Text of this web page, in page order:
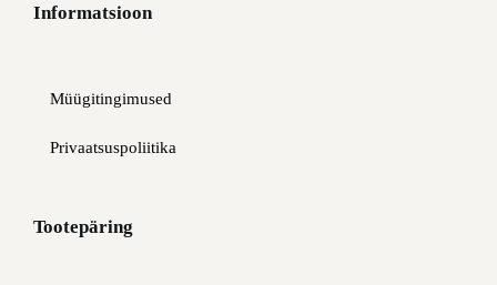
Informatsioon
Müügitingimused
Privaatsuspoliitika
Tootepäring